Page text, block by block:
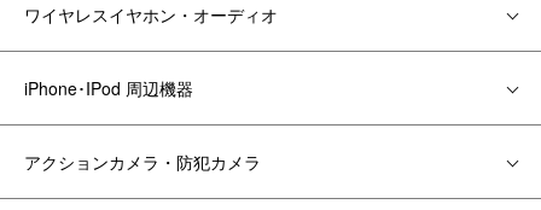
ワイヤレスイヤホン・オーディオ
iPhone･IPod 周辺機器
アクションカメラ・防犯カメラ